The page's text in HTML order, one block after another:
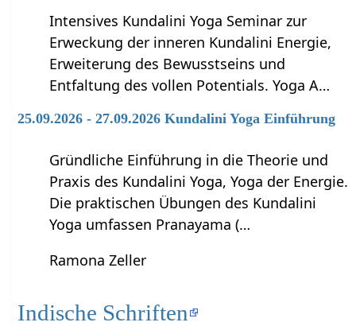
Intensives Kundalini Yoga Seminar zur
Erweckung der inneren Kundalini Energie,
Erweiterung des Bewusstseins und
Entfaltung des vollen Potentials. Yoga A…
25.09.2026 - 27.09.2026 Kundalini Yoga Einführung
Gründliche Einführung in die Theorie und
Praxis des Kundalini Yoga, Yoga der Energie.
Die praktischen Übungen des Kundalini
Yoga umfassen Pranayama (…
Ramona Zeller
Indische Schriften